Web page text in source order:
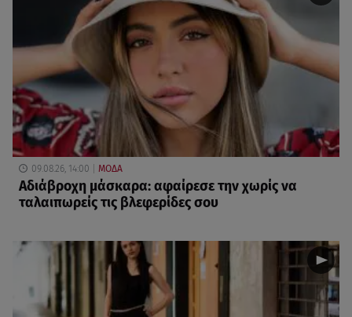
09.08.26, 14:00 ΜΟΔΑ
Αδιάβροχη μάσκαρα: αφαίρεσε την χωρίς να
ταλαιπωρείς τις βλεφερίδες σου